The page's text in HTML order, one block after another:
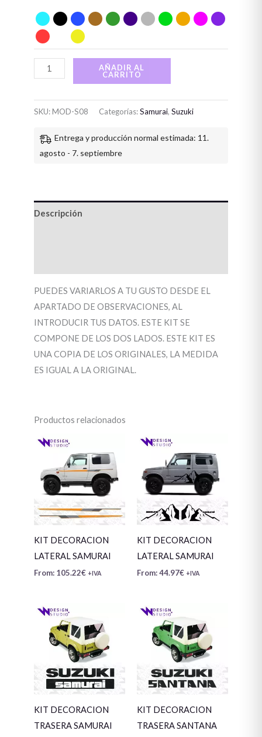
AÑADIR AL
CARRITO
SKU:MOD-S08 Categorías:Samurai, Suzuki
Entrega y producción normal estimada: 11.
agosto - 7. septiembre
Descripción
PUEDES VARIARLOS A TU GUSTO DESDE EL
APARTADO DE OBSERVACIONES, AL
INTRODUCIR TUS DATOS. ESTE KIT SE
COMPONE DE LOS DOS LADOS. ESTE KIT ES
UNA COPIA DE LOS ORIGINALES, LA MEDIDA
ES IGUAL A LA ORIGINAL.
Productos relacionados
KIT DECORACION
LATERAL SAMURAI
From: 105.22€ +IVA
KIT DECORACION
LATERAL SAMURAI
From:44.97€ +IVA
KIT DECORACION
TRASERA SAMURAI
KIT DECORACION
TRASERA SANTANA